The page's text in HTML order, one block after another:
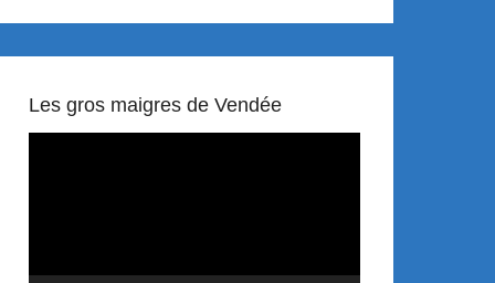
Les gros maigres de Vendée